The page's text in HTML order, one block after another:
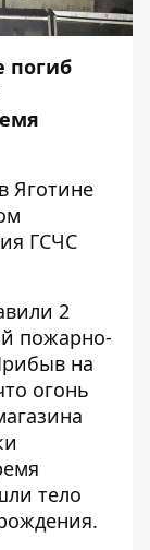
погиб
Яготине
ГСЧС
2
пожарно-
на
огонь
тело